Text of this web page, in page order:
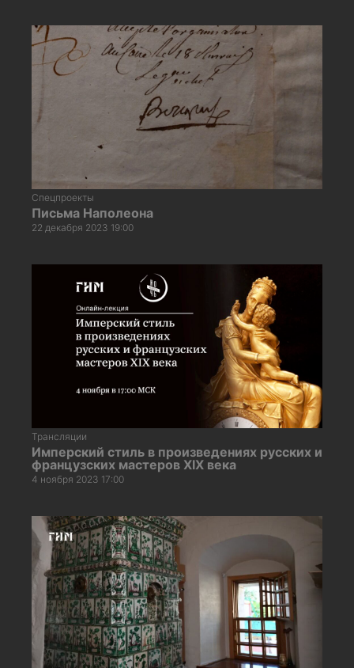
Спецпроекты
Письма Наполеона
22 декабря 2023 19:00
Трансляции
Имперский стиль в произведениях русских и
французских мастеров XIX века
4 ноября 2023 17:00